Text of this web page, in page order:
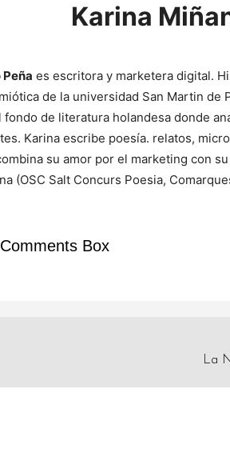
Karina
es escritora y marketera digital.
de la universidad San Martin
de literatura holandesa donde
Karina escribe poesía. relatos,
su amor por el marketing con
(OSC Salt Concurs Poesia,
Box
La